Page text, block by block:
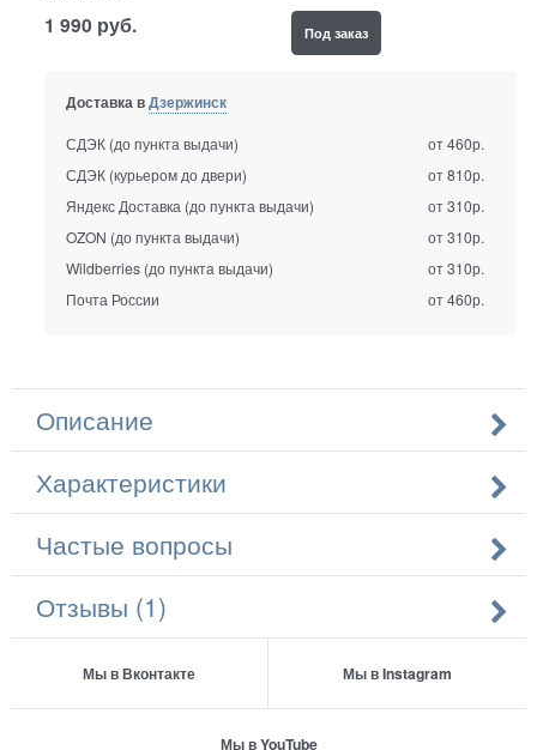
1 990 руб. Под заказ
Доставка вДзержинск
СДЭК (до пункта выдачи)
от 460р.
СДЭК (курьером до двери)
от 810р.
Яндекс Доставка (до пункта выдачи)
от 310р.
OZON (до пункта выдачи)
от 310р.
Wildberries (до пункта выдачи)
от 310р.
Почта России
от 460р.
Описание
Характеристики
Частые вопросы
Отзывы (1)
Мы в Вконтакте Мы в Instagram
Мы в YouTube